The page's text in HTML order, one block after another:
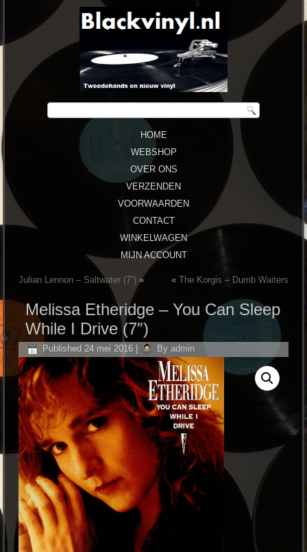
HOME
WEBSHOP
OVER ONS
VERZENDEN
VOORWAARDEN
CONTACT
WINKELWAGEN
MIJN ACCOUNT
Julian Lennon ‎– Saltwater (7”) » « The Korgis ‎– Dumb Waiters
Melissa Etheridge ‎– You Can Sleep
While I Drive (7″)
Published 24 mei 2016 By admin